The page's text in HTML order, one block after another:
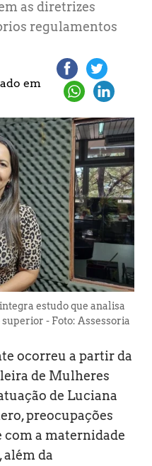
as diretrizes
regulamentos
em
estudo que analisa
- Foto: Assessoria
ocorreu a partir da
de Mulheres
de Luciana
preocupações
com a maternidade
da